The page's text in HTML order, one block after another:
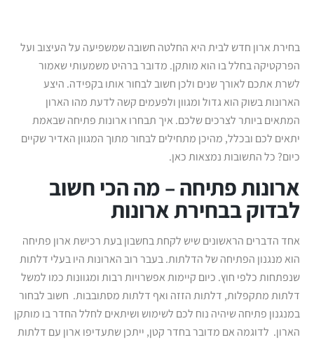
בחירת ארון חדש לבית היא החלטה חשובה שמשפיעה על העיצוב ועל
הפרקטיקה בחלל בו הוא מותקן. מדובר ברהיט משמעותי שאמור
לשרת אתכם לאורך שנים ולכן חשוב לבחור אותו בקפידה. היצע
הארונות בשוק הוא גדול ומגוון ולפעמים קשה לדעת מהו הארון
המתאים ביותר לצרכים שלכם. איך תבחרו ארונות פתיחה שבאמת
יתאים לכם ובכלל, מהיכן מתחילים לבחור מתוך המגוון האדיר שקיים
כיום? כל התשובות נמצאות כאן.
ארונות פתיחה – מה הכי חשוב
לבדוק בבחירת ארונות
אחד הדברים הראשונים שיש לקחת בחשבון בעת רכישת ארון פתיחה
הוא מנגנון הפתיחה של הדלתות. בעבר רוב הארונות היו בעלי דלתות
שנפתחות כלפי חוץ. כיום קיימות אפשרויות רבות ומגוונות כמו למשל
דלתות מתקפלות, דלתות הזזה ואף דלתות מסתובבות. חשוב לבחור
במנגנון פתיחה שיהיה נוח לכם לשימוש ושיתאים לחלל החדר בו מותקן
הארון. לדוגמה אם מדובר בחדר קטן, ייתכן שתעדיפו ארון עם דלתות